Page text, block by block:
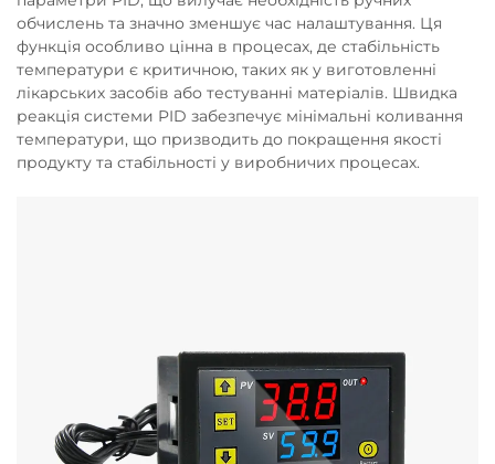
обчислень та значно зменшує час налаштування. Ця
функція особливо цінна в процесах, де стабільність
температури є критичною, таких як у виготовленні
лікарських засобів або тестуванні матеріалів. Швидка
реакція системи PID забезпечує мінімальні коливання
температури, що призводить до покращення якості
продукту та стабільності у виробничих процесах.